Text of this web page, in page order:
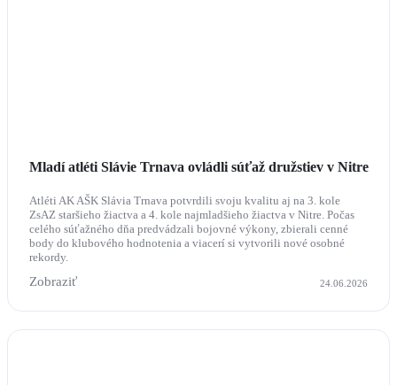
Mladí atléti Slávie Trnava ovládli súťaž družstiev v Nitre
Atléti AK AŠK Slávia Trnava potvrdili svoju kvalitu aj na 3. kole
ZsAZ staršieho žiactva a 4. kole najmladšieho žiactva v Nitre. Počas
celého súťažného dňa predvádzali bojovné výkony, zbierali cenné
body do klubového hodnotenia a viacerí si vytvorili nové osobné
rekordy.
Zobraziť 24.06.2026